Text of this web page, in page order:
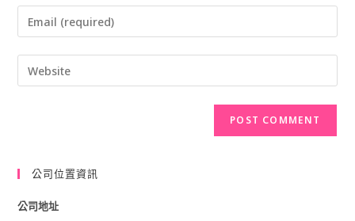
name
or
username
Enter
your
email
Enter
your
(optional)
公司位置資訊
公司地址